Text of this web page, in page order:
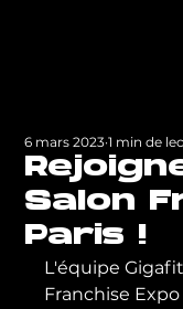
Salon
Paris !
6 mars 2023 1 min de
L'équipe
Franchise Expo